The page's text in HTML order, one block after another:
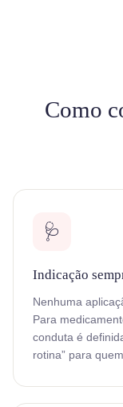
Como
🩺
Indicação
Nenhuma
Para
conduta é
rotina” para